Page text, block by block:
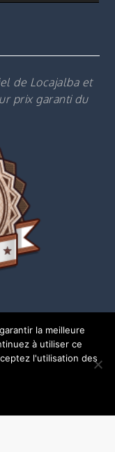
de Locajalba et
prix garanti du
|
Themes
la meilleure
à utiliser ce
l'utilisation des